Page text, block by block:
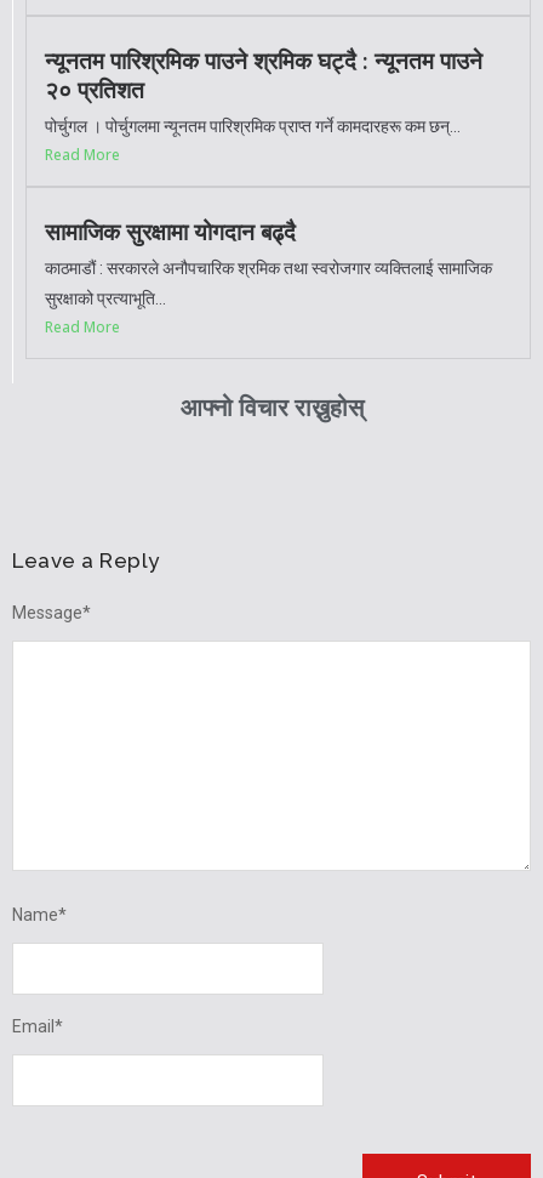
न्यूनतम पारिश्रमिक पाउने श्रमिक घट्दै : न्यूनतम पाउने
२० प्रतिशत
पोर्चुगल । पोर्चुगलमा न्यूनतम पारिश्रमिक प्राप्त गर्ने कामदारहरू कम छन्...
Read More
सामाजिक सुरक्षामा योगदान बढ्दै
काठमाडौं : सरकारले अनौपचारिक श्रमिक तथा स्वरोजगार व्यक्तिलाई सामाजिक
सुरक्षाको प्रत्याभूति...
Read More
आफ्नो विचार राख्नुहोस्
Leave a Reply
Message*
Name*
Email *